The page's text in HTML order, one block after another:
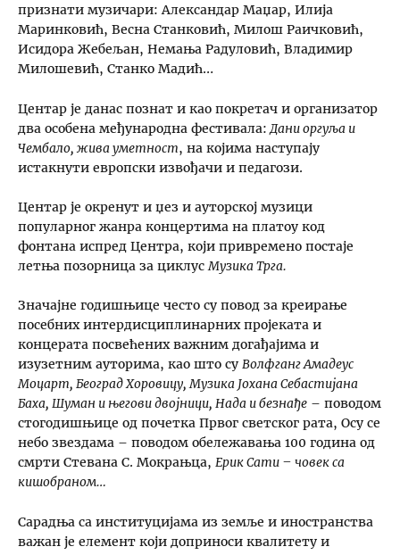
признати музичари: Александар Маџар, Илија
Маринковић, Весна Станковић, Милош Раичковић,
Исидора Жебељан, Немања Радуловић, Владимир
Милошевић, Станко Мадић…
Центар је данас познат и као покретач и организатор
два особена међународна фестивала: Дани оргуља и
Чембало, жива уметност, на којима наступају
истакнути европски извођачи и педагози.
Центар је окренут и џез и ауторској музици
популарног жанра концертима на платоу код
фонтана испред Центра, који привремено постаје
летња позорница за циклусМузика Трга.
Значајне годишњице често су повод за креирање
посебних интердисциплинарних пројеката и
концерата посвећених важним догађајима и
изузетним ауторима, као што су Волфганг Амадеус
Моцарт, Београд Хоровицу, Музика Јохана Себастијана
Баха, Шуман и његови двојници, Нада и безнађе – поводом
стогодишњице од почетка Првог светског рата, Осу се
небо звездама – поводом обележавања 100 година од
смрти Стевана С. Мокрањца, Ерик Сати – човек са
кишобраном…
Сарадња са институцијама из земље и иностранства
важан је елемент који доприноси квалитету и